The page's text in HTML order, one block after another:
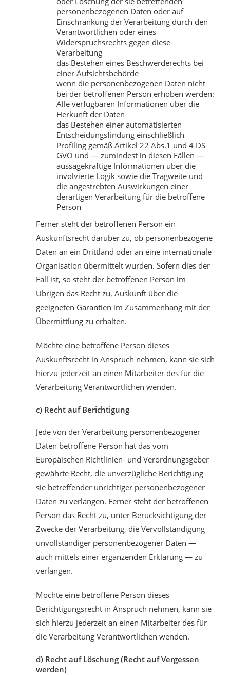
personenbezogenen Daten oder auf
Einschränkung der Verarbeitung durch den
Verantwortlichen oder eines
Widerspruchsrechts gegen diese
Verarbeitung
das Bestehen eines Beschwerderechts bei
einer Aufsichtsbehörde
wenn die personenbezogenen Daten nicht
bei der betroffenen Person erhoben werden:
Alle verfügbaren Informationen über die
Herkunft der Daten
das Bestehen einer automatisierten
Entscheidungsfindung einschließlich
Profiling gemäß Artikel 22 Abs.1 und 4 DS-
GVO und — zumindest in diesen Fällen —
aussagekräftige Informationen über die
involvierte Logik sowie die Tragweite und
die angestrebten Auswirkungen einer
derartigen Verarbeitung für die betroffene
Person
Ferner steht der betroffenen Person ein
Auskunftsrecht darüber zu, ob personenbezogene
Daten an ein Drittland oder an eine internationale
Organisation übermittelt wurden. Sofern dies der
Fall ist, so steht der betroffenen Person im
Übrigen das Recht zu, Auskunft über die
geeigneten Garantien im Zusammenhang mit der
Übermittlung zu erhalten.
Möchte eine betroffene Person dieses
Auskunftsrecht in Anspruch nehmen, kann sie sich
hierzu jederzeit an einen Mitarbeiter des für die
Verarbeitung Verantwortlichen wenden.
c) Recht auf Berichtigung
Jede von der Verarbeitung personenbezogener
Daten betroffene Person hat das vom
Europäischen Richtlinien- und Verordnungsgeber
gewährte Recht, die unverzügliche Berichtigung
sie betreffender unrichtiger personenbezogener
Daten zu verlangen. Ferner steht der betroffenen
Person das Recht zu, unter Berücksichtigung der
Zwecke der Verarbeitung, die Vervollständigung
unvollständiger personenbezogener Daten —
auch mittels einer ergänzenden Erklärung — zu
verlangen.
Möchte eine betroffene Person dieses
Berichtigungsrecht in Anspruch nehmen, kann sie
sich hierzu jederzeit an einen Mitarbeiter des für
die Verarbeitung Verantwortlichen wenden.
d) Recht auf Löschung (Recht auf Vergessen
werden)